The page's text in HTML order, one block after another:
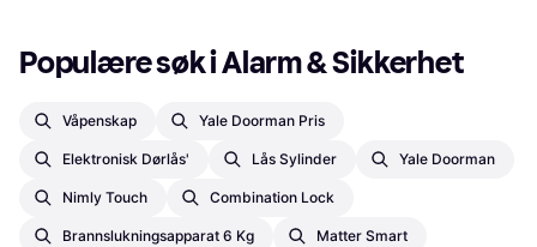
Populære søk i Alarm & Sikkerhet
Våpenskap Yale Doorman Pris
Elektronisk Dørlås' Lås Sylinder Yale Doorman
Nimly Touch Combination Lock
Brannslukningsapparat 6 Kg Matter Smart